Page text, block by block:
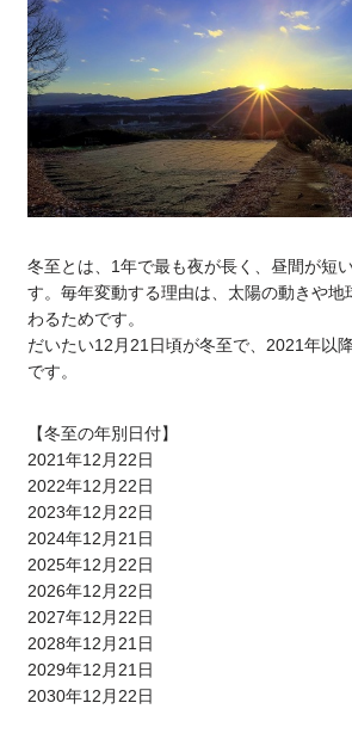
冬至とは、1年で最も夜が長く、昼間が短
す。毎年変動する理由は、太陽の動きや地
わるためです。
だいたい12月21日頃が冬至で、2021年以
です。
【冬至の年別日付】
2021年12月22日
2022年12月22日
2023年12月22日
2024年12月21日
2025年12月22日
2026年12月22日
2027年12月22日
2028年12月21日
2029年12月21日
2030年12月22日